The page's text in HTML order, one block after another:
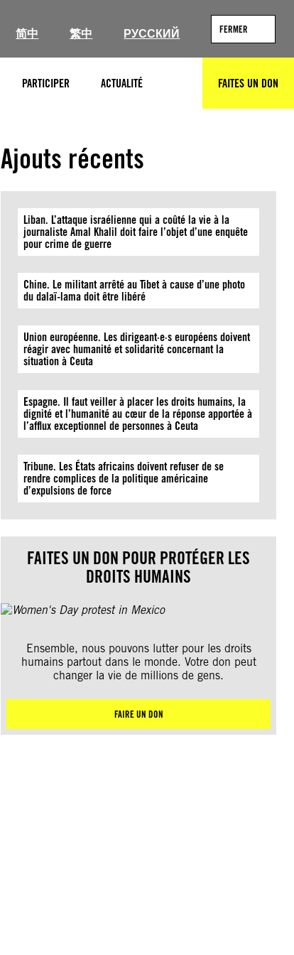
简中 繁中 РУССКИЙ FERMER
PARTICIPER ACTUALITÉ RECHERCHERFAITES UN DON
Ajouts récents
Liban. L’attaque israélienne qui a coûté la vie à la
journaliste Amal Khalil doit faire l’objet d’une enquête
pour crime de guerre
Chine. Le militant arrêté au Tibet à cause d’une photo
du dalaï-lama doit être libéré
Union européenne. Les dirigeant·e·s européens doivent
réagir avec humanité et solidarité concernant la
situation à Ceuta
Espagne. Il faut veiller à placer les droits humains, la
dignité et l’humanité au cœur de la réponse apportée à
l’afflux exceptionnel de personnes à Ceuta
Tribune. Les États africains doivent refuser de se
rendre complices de la politique américaine
d’expulsions de force
FAITES UN DON POUR PROTÉGER LES
DROITS HUMAINS
Ensemble, nous pouvons lutter pour les droits
humains partout dans le monde. Votre don peut
changer la vie de millions de gens.
FAIRE UN DON